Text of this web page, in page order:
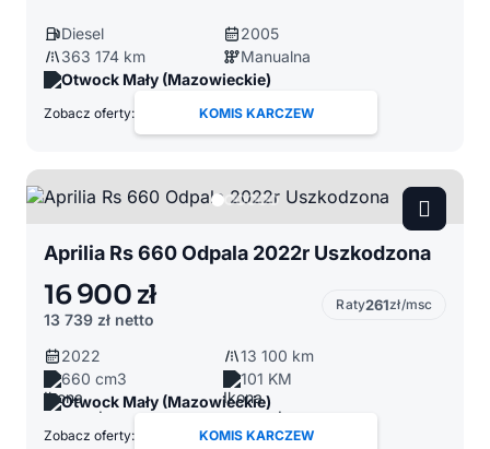
Diesel
2005
363 174 km
Manualna
Otwock Mały (Mazowieckie)
Zobacz oferty: KOMIS KARCZEW
Aprilia Rs 660 Odpala 2022r Uszkodzona
16 900 zł
13 739 zł netto
Raty261zł/msc
2022
13 100 km
660 cm3
101 KM
Otwock Mały (Mazowieckie)
Zobacz oferty: KOMIS KARCZEW